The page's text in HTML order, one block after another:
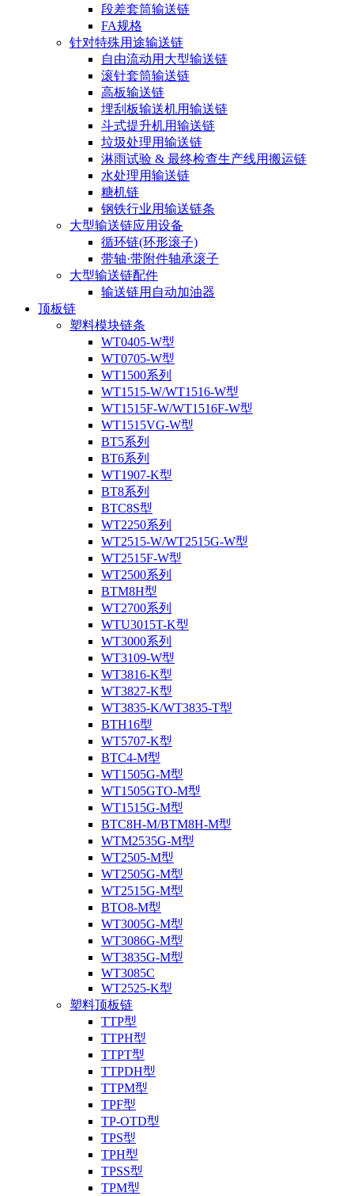
段差套筒输送链
FA规格
针对特殊用途输送链
自由流动用大型输送链
滚针套筒输送链
高板输送链
埋刮板输送机用输送链
斗式提升机用输送链
垃圾处理用输送链
淋雨试验 & 最终检查生产线用搬运链
水处理用输送链
糖机链
钢铁行业用输送链条
大型输送链应用设备
循环链(环形滚子)
带轴·带附件轴承滚子
大型输送链配件
输送链用自动加油器
顶板链
塑料模块链条
WT0405-W型
WT0705-W型
WT1500系列
WT1515-W/WT1516-W型
WT1515F-W/WT1516F-W型
WT1515VG-W型
BT5系列
BT6系列
WT1907-K型
BT8系列
BTC8S型
WT2250系列
WT2515-W/WT2515G-W型
WT2515F-W型
WT2500系列
BTM8H型
WT2700系列
WTU3015T-K型
WT3000系列
WT3109-W型
WT3816-K型
WT3827-K型
WT3835-K/WT3835-T型
BTH16型
WT5707-K型
BTC4-M型
WT1505G-M型
WT1505GTO-M型
WT1515G-M型
BTC8H-M/BTM8H-M型
WTM2535G-M型
WT2505-M型
WT2505G-M型
WT2515G-M型
BTO8-M型
WT3005G-M型
WT3086G-M型
WT3835G-M型
WT3085C
WT2525-K型
塑料顶板链
TTP型
TTPH型
TTPT型
TTPDH型
TTPM型
TPF型
TP-OTD型
TPS型
TPH型
TPSS型
TPM型